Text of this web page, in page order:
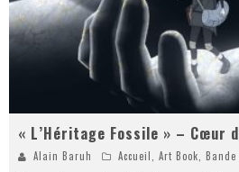
« L’Héritage Fossile » – Cœur
Alain Baruh Accueil, Art Book, Bande